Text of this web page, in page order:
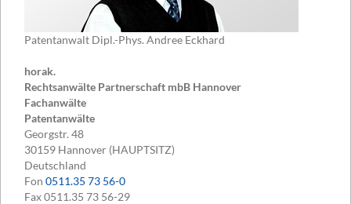
Patentanwalt Dipl.-Phys. Andree Eckhard
horak.
Rechtsanwälte Partnerschaft mbB Hannover
Fachanwälte
Patentanwälte
Georgstr. 48
30159 Hannover (HAUPTSITZ)
Deutschland
Fon 0511.35 73 56-0
Fax0511.35 73 56-29